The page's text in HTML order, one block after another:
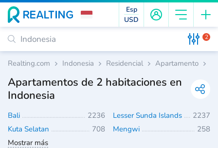
Esp
USD
2
Realting.com Indonesia Residencial Apartamento
Apartamentos de 2 habitaciones en
Indonesia
Bali 2236 Lesser Sunda Islands
2237
Kuta Selatan
708 Mengwi
258
Mostrar más